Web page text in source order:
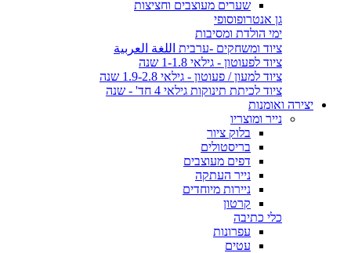
שערים מעוצבים וחציצות
גן אנטרופוסופי
ימי הולדת ומסיבות
ציוד ומשחקים -ערבית اللغة العربية
ציוד לפעוטון - גילאי 1-1.8 שנה
ציוד למעון / פעוטון - גילאי 1.9-2.8 שנה
ציוד לכיתת תינוקות גילאי 4 חד' - שנה
יצירה ואומנות
נייר ומוצריו
בלוק ציור
בריסטולים
דפים מעוצבים
נייר העתקה
ניירות מיוחדים
קרטון
כלי כתיבה
עפרונות
עטים